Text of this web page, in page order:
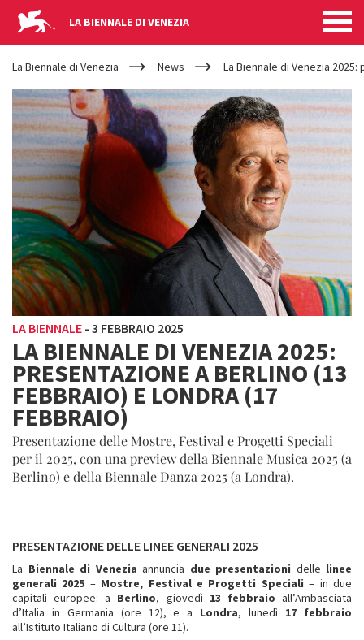
LA BIENNALE DI VENEZIA
YOUR
ARE
HERE
La Biennale di Venezia News La Biennale di Venezia
LA BIENNALE - 3 FEBBRAIO 2025
LA BIENNALE DI VENEZIA 2025:
PRESENTAZIONE A BERLINO (13
FEBBRAIO) E LONDRA (17
FEBBRAIO)
Presentazione delle Mostre, Festival e Progetti Speciali
per il 2025, con una preview della Biennale Musica 2025 (a
Berlino) e della Biennale Danza 2025 (a Londra).
PRESENTAZIONE DELLE LINEE GENERALI 2025
La Biennale di Venezia annuncia due presentazioni delle linee
generali 2025 –Mostre, Festival e Progetti Speciali – in due
capitali europee: a Berlino, giovedì 13 febbraio all’Ambasciata
d’Italia in Germania (ore 12), e a Londra, lunedì 17 febbraio
all’Istituto Italiano di Cultura (ore 11).